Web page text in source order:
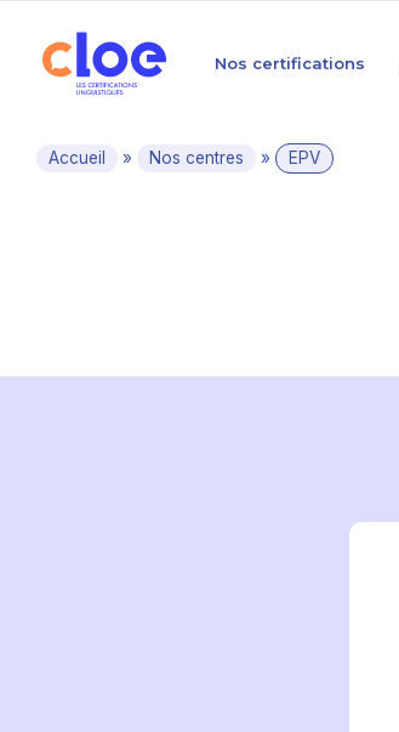
Nos certifications
Accueil » Nos centres » EPV